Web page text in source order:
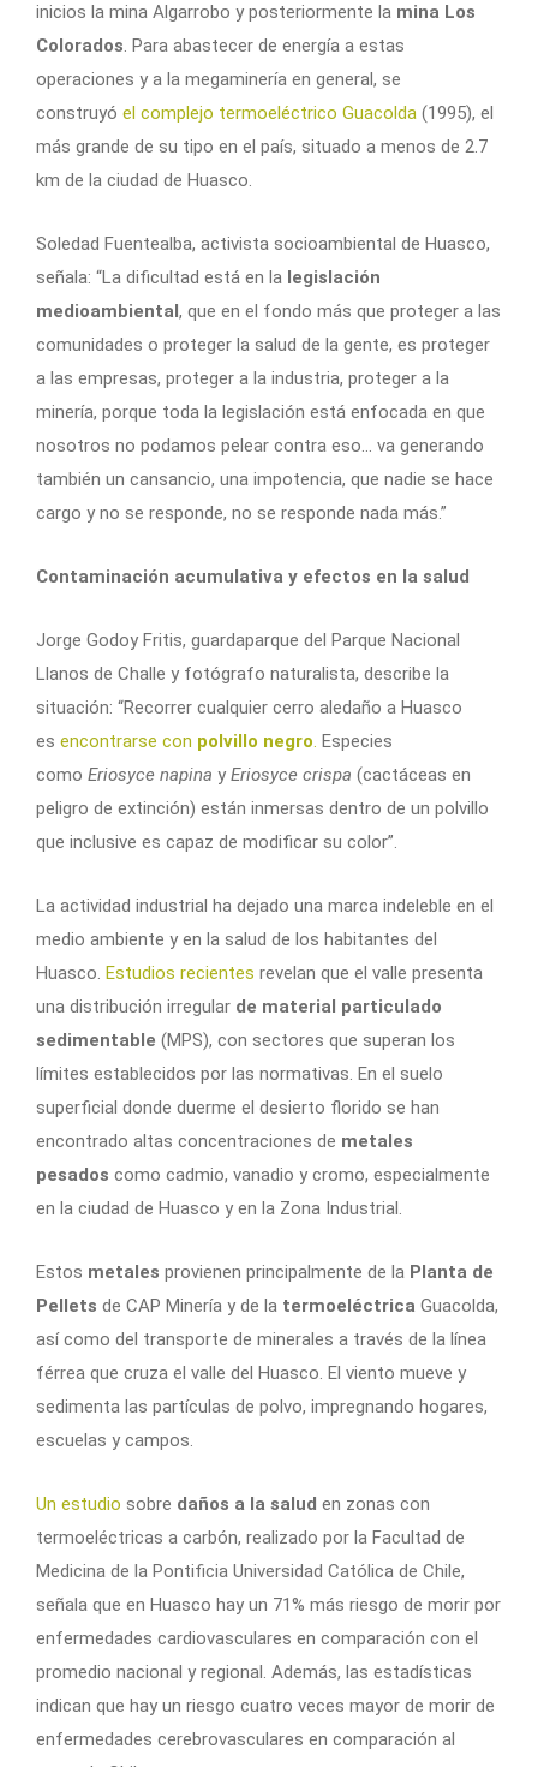
inicios la mina Algarrobo y posteriormente la mina Los
Colorados. Para abastecer de energía a estas
operaciones y a la megaminería en general, se
construyó el complejo termoeléctrico Guacolda (1995), el
más grande de su tipo en el país, situado a menos de 2.7
km de la ciudad de Huasco.
Soledad Fuentealba, activista socioambiental de Huasco,
señala: “La dificultad está en la legislación
medioambiental, que en el fondo más que proteger a las
comunidades o proteger la salud de la gente, es proteger
a las empresas, proteger a la industria, proteger a la
minería, porque toda la legislación está enfocada en que
nosotros no podamos pelear contra eso… va generando
también un cansancio, una impotencia, que nadie se hace
cargo y no se responde, no se responde nada más.”
Contaminación acumulativa y efectos en la salud
Jorge Godoy Fritis, guardaparque del Parque Nacional
Llanos de Challe y fotógrafo naturalista, describe la
situación: “Recorrer cualquier cerro aledaño a Huasco
es encontrarse con polvillo negro. Especies
como Eriosyce napina y Eriosyce crispa (cactáceas en
peligro de extinción) están inmersas dentro de un polvillo
que inclusive es capaz de modificar su color”.
La actividad industrial ha dejado una marca indeleble en el
medio ambiente y en la salud de los habitantes del
Huasco. Estudios recientes revelan que el valle presenta
una distribución irregular de material particulado
sedimentable (MPS), con sectores que superan los
límites establecidos por las normativas. En el suelo
superficial donde duerme el desierto florido se han
encontrado altas concentraciones de metales
pesados como cadmio, vanadio y cromo, especialmente
en la ciudad de Huasco y en la Zona Industrial.
Estos metales provienen principalmente de la Planta de
Pellets de CAP Minería y de la termoeléctrica Guacolda,
así como del transporte de minerales a través de la línea
férrea que cruza el valle del Huasco. El viento mueve y
sedimenta las partículas de polvo, impregnando hogares,
escuelas y campos.
Un estudio sobre daños a la salud en zonas con
termoeléctricas a carbón, realizado por la Facultad de
Medicina de la Pontificia Universidad Católica de Chile,
señala que en Huasco hay un 71% más riesgo de morir por
enfermedades cardiovasculares en comparación con el
promedio nacional y regional. Además, las estadísticas
indican que hay un riesgo cuatro veces mayor de morir de
enfermedades cerebrovasculares en comparación al